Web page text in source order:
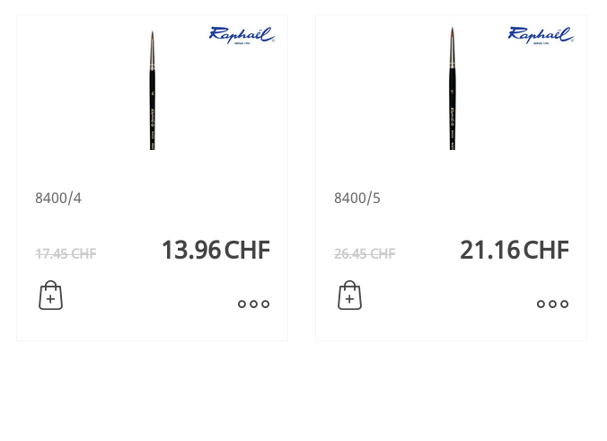
8400/4
13.96CHF
17.45 CHF
8400/5
21.16CHF
26.45 CHF